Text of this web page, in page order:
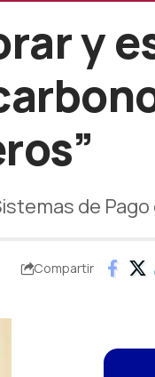
y
de Pago
Compartir